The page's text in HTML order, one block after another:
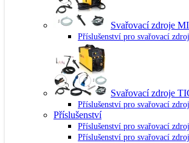
Svařovací zdroje
Příslušenství pro svařovací
Svařovací zdroje
Příslušenství pro svařovací
Příslušenství
Příslušenství pro svařovací
Příslušenství pro svařovací